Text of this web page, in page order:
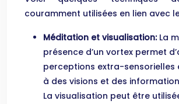
couramment utilisées en lien avec
Méditation et visualisation: La
présence d’un vortex permet
perceptions extra-sensorielles
à des visions et des
La visualisation peut être